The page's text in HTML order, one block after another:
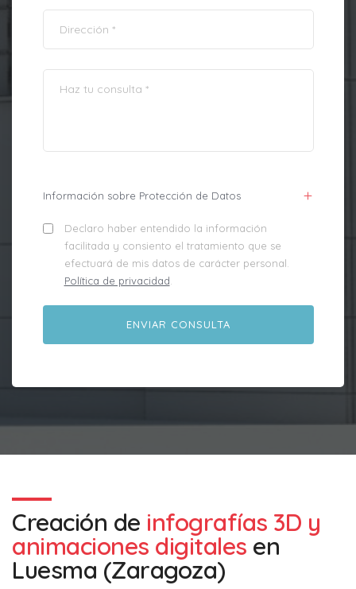
Información sobre Protección de Datos
Declaro haber entendido la información
facilitada y consiento el tratamiento que se
efectuará de mis datos de carácter personal.
Política de privacidad.
Creación de infografías 3D y
animaciones digitales en
Luesma (Zaragoza)